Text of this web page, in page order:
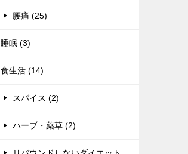
腰痛 (25)
睡眠 (3)
食生活 (14)
スパイス (2)
ハーブ・薬草 (2)